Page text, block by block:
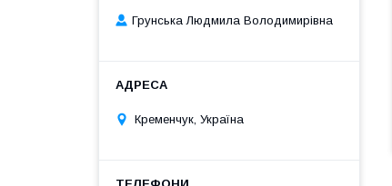
Грунська Людмила Володимирівна
Кременчук, Україна